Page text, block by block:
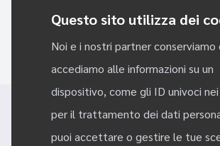
Questo sito utilizza dei
Noi e i nostri partner conserviamo
accediamo alle informazioni su un
dispositivo, come gli ID univoci
per il trattamento dei dati
puoi accettare o gestire le tue